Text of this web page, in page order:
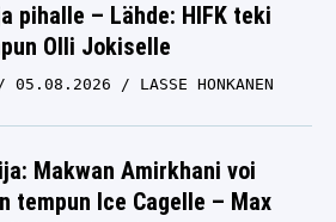
pihalle – Lähde: HIFK teki
Olli Jokiselle
05.08.2026 LASSE HONKANEN
Makwan Amirkhani voi
tempun Ice Cagelle – Max